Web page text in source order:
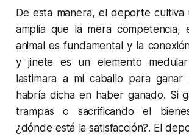
De esta manera, el deporte cultiva
amplia que la mera competencia,
animal es fundamental y la
y jinete es un elemento
lastimara a mi caballo para
habría dicha en haber ganado. Si
trampas o sacrificando el
¿dónde está la satisfacción?. El